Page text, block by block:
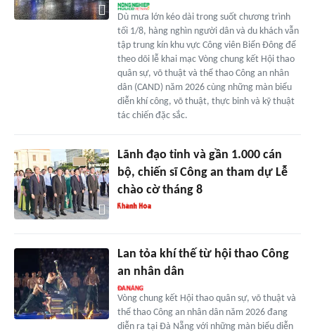
Dù mưa lớn kéo dài trong suốt chương trình
tối 1/8, hàng nghìn người dân và du khách vẫn
tập trung kín khu vực Công viên Biển Đông để
theo dõi lễ khai mạc Vòng chung kết Hội thao
quân sự, võ thuật và thể thao Công an nhân
dân (CAND) năm 2026 cùng những màn biểu
diễn khí công, võ thuật, thực binh và kỹ thuật
tác chiến đặc sắc.
Lãnh đạo tỉnh và gần 1.000 cán
bộ, chiến sĩ Công an tham dự Lễ
chào cờ tháng 8
Lan tỏa khí thế từ hội thao Công
an nhân dân
Vòng chung kết Hội thao quân sự, võ thuật và
thể thao Công an nhân dân năm 2026 đang
diễn ra tại Đà Nẵng với những màn biểu diễn